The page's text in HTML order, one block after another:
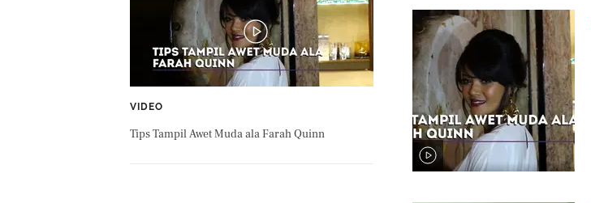
VIDEO
Tips Tampil Awet Muda ala Farah Quinn